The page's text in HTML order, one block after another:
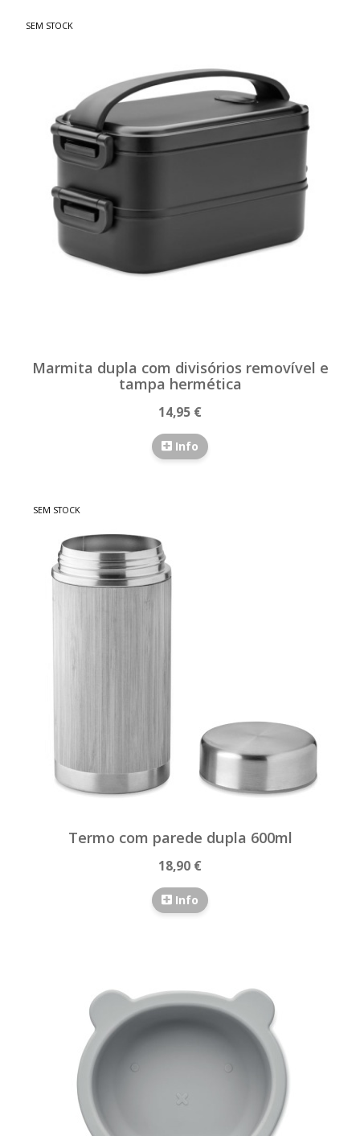
SEM STOCK
Marmita dupla com divisórios removível e
tampa hermética
14,95 €
Info
SEM STOCK
Termo com parede dupla 600ml
18,90 €
Info